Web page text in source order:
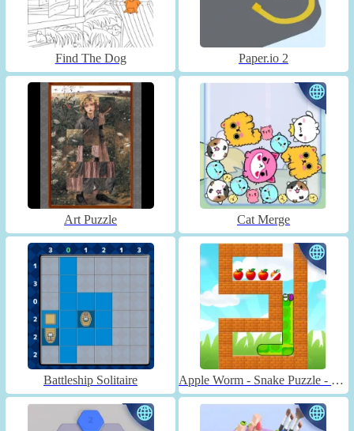
Find The Dog Paper.io 2
Art Puzzle Cat Merge
Battleship Solitaire Apple Worm - Snake Puzzle - Unblocked